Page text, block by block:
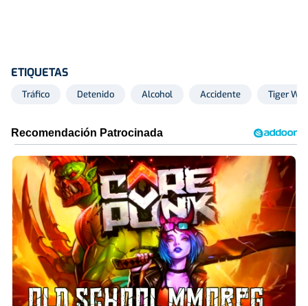
ETIQUETAS
Tráfico Detenido Alcohol Accidente Tiger